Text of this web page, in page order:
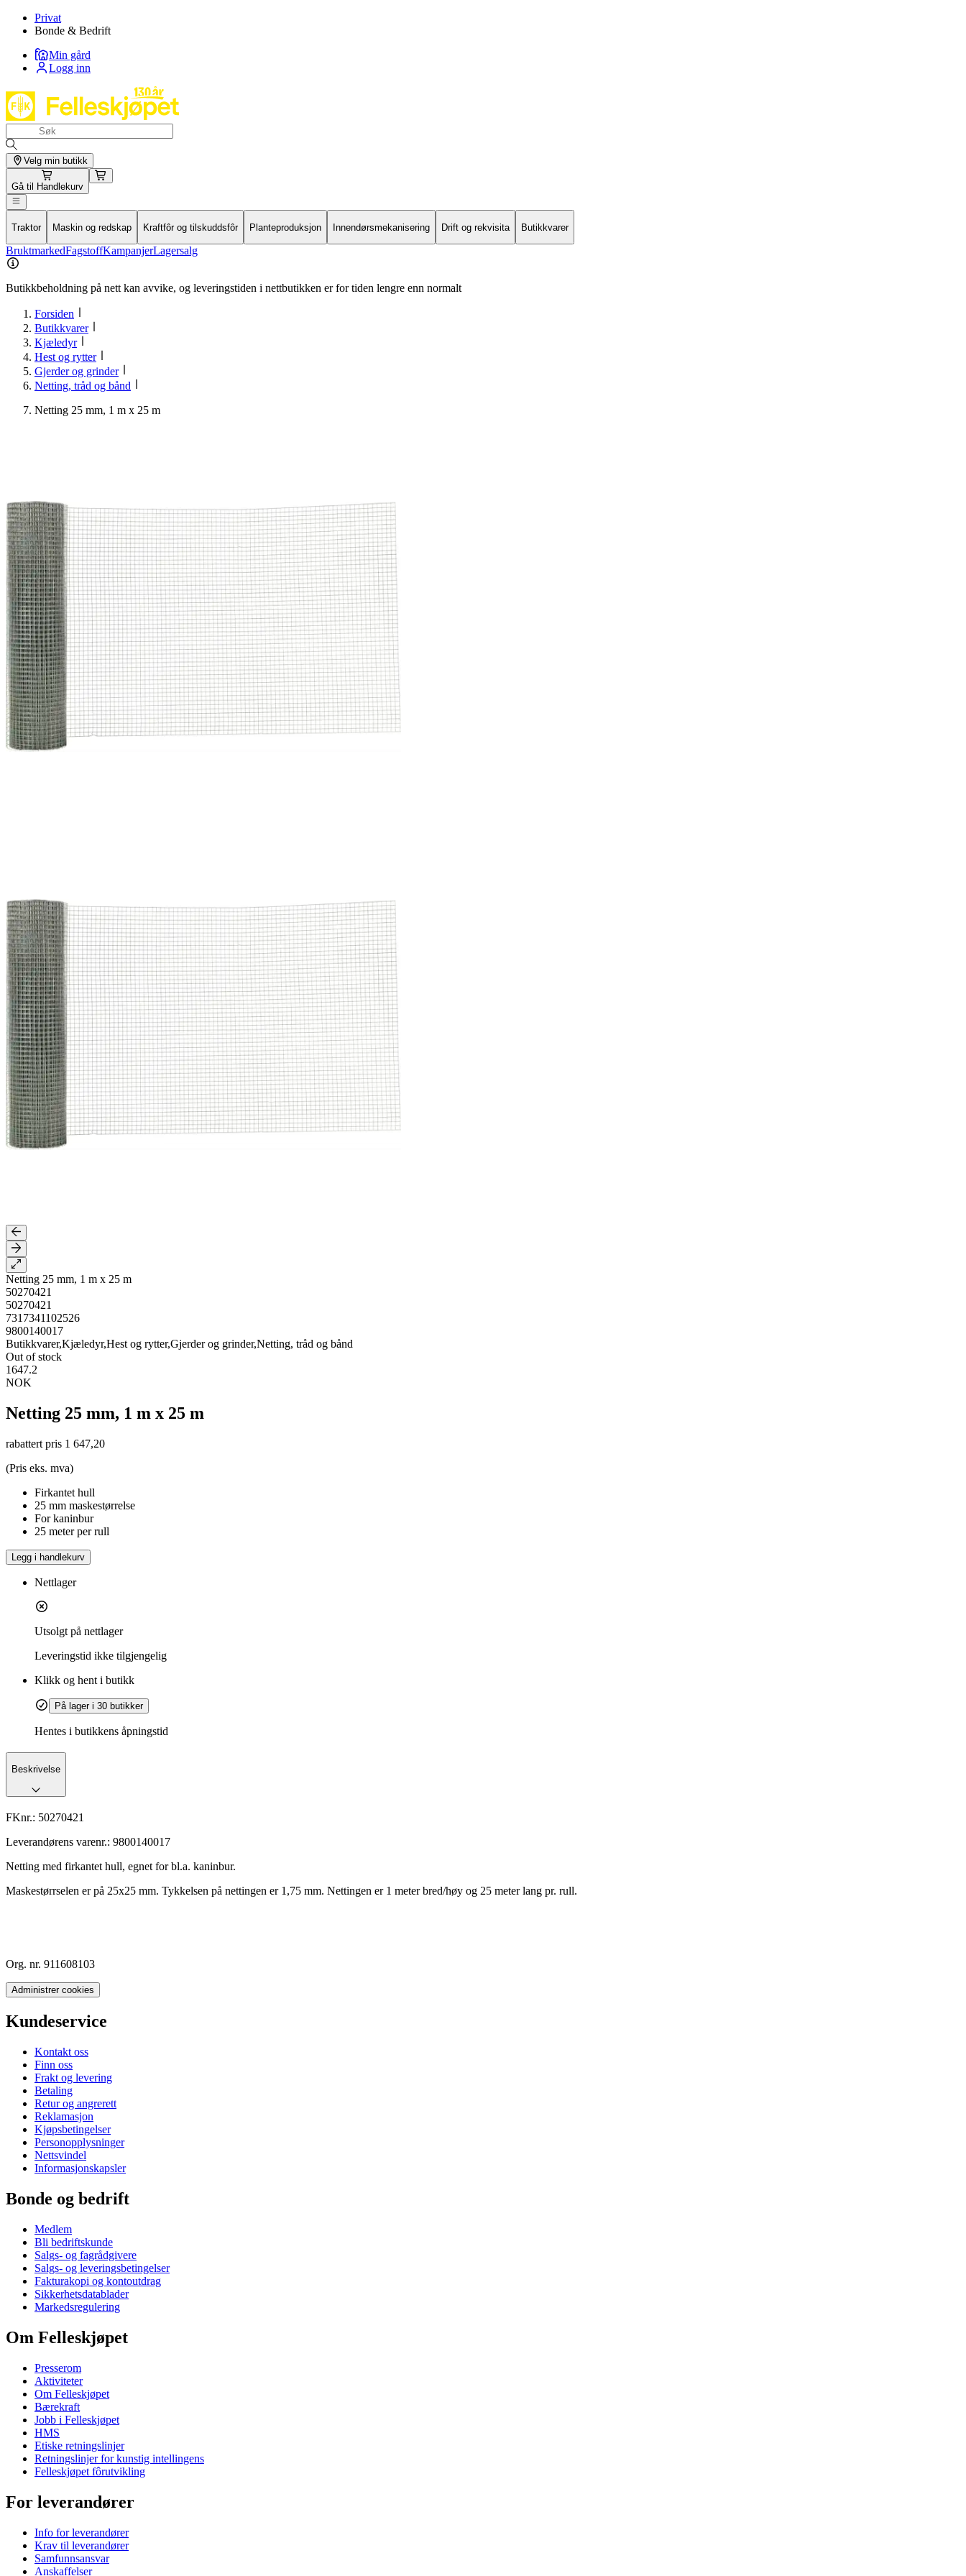
Privat
Bonde & Bedrift
Min gård
Logg inn
Velg min butikk
Gå til Handlekurv
Traktor Maskin og redskap Kraftfôr og tilskuddsfôr Planteproduksjon Innendørsmekanisering Drift og rekvisita Butikkvarer
BruktmarkedFagstoffKampanjerLagersalg
Butikkbeholdning på nett kan avvike, og leveringstiden i nettbutikken er for tiden lengre enn normalt
Forsiden
Butikkvarer
Kjæledyr
Hest og rytter
Gjerder og grinder
Netting, tråd og bånd
Netting 25 mm, 1 m x 25 m
Netting 25 mm, 1 m x 25 m
50270421
50270421
7317341102526
9800140017
Butikkvarer,Kjæledyr,Hest og rytter,Gjerder og grinder,Netting, tråd og bånd
Out of stock
1647.2
NOK
Netting 25 mm, 1 m x 25 m
rabattert pris 1 647,20
(Pris eks. mva)
Firkantet hull
25 mm maskestørrelse
For kaninbur
25 meter per rull
Legg i handlekurv
Nettlager
Utsolgt på nettlager
Leveringstid ikke tilgjengelig
Klikk og hent i butikk
På lager i 30 butikker
Hentes i butikkens åpningstid
Beskrivelse
FKnr.: 50270421
Leverandørens varenr.: 9800140017
Netting med firkantet hull, egnet for bl.a. kaninbur.
Maskestørrselen er på 25x25 mm. Tykkelsen på nettingen er 1,75 mm. Nettingen er 1 meter bred/høy og 25 meter lang pr. rull.
Org. nr. 911608103
Administrer cookies
Kundeservice
Kontakt oss
Finn oss
Frakt og levering
Betaling
Retur og angrerett
Reklamasjon
Kjøpsbetingelser
Personopplysninger
Nettsvindel
Informasjonskapsler
Bonde og bedrift
Medlem
Bli bedriftskunde
Salgs- og fagrådgivere
Salgs- og leveringsbetingelser
Fakturakopi og kontoutdrag
Sikkerhetsdatablader
Markedsregulering
Om Felleskjøpet
Presserom
Aktiviteter
Om Felleskjøpet
Bærekraft
Jobb i Felleskjøpet
HMS
Etiske retningslinjer
Retningslinjer for kunstig intellingens
Felleskjøpet fôrutvikling
For leverandører
Info for leverandører
Krav til leverandører
Samfunnsansvar
Anskaffelser